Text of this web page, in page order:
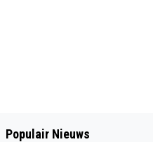
Populair Nieuws